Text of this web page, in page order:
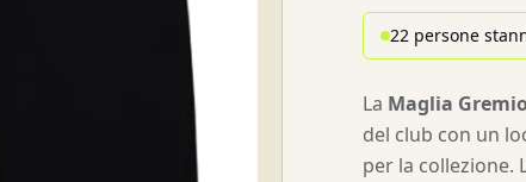
22 persone
La Maglia
del club con un
per la collezione.